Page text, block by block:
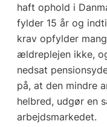
haft ophold i
fylder 15 år og
krav opfylder
ældreplejen ikke,
nedsat
på, at den mindre
helbred, udgør en
arbejdsmarkedet.